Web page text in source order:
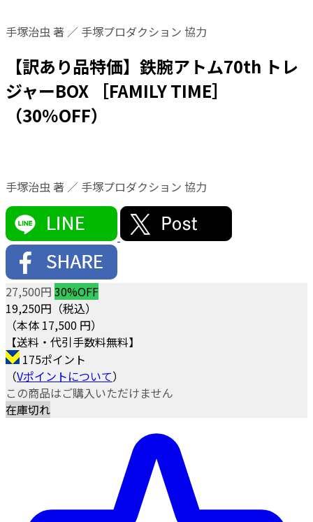
手塚治虫 著 ／ 手塚プロダクション 協力
【訳あり品特価】鉄腕アトム70th トレ
ジャーBOX ［FAMILY TIME］
（30％OFF）
手塚治虫 著 ／ 手塚プロダクション 協力
27,500円 30%OFF
19,250円（税込）
（本体 17,500 円）
【送料・代引手数料無料】
175ポイント
（Vポイントについて）
この商品はご購入いただけません
在庫切れ